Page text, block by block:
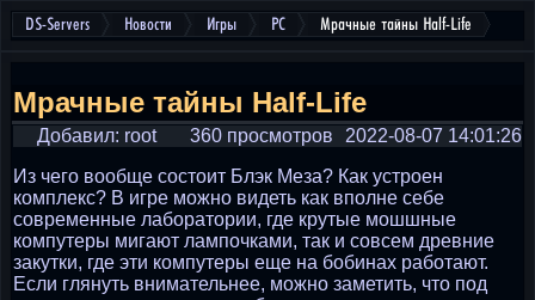
DS-Servers Новости Игры PC Мрачные тайны Half-Life
Мрачные тайны Half-Life
Добавил: root 2022-08-07 14:01:26
360 просмотров
Из чего вообще состоит Блэк Меза? Как устроен
комплекс? В игре можно видеть как вполне себе
современные лаборатории, где крутые мошшные
компутеры мигают лампочками, так и совсем древние
закутки, где эти компутеры еще на бобинах работают.
Если глянуть внимательнее, можно заметить, что под